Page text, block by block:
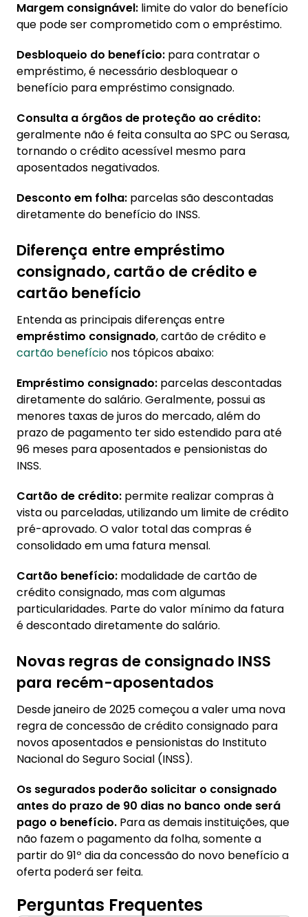
Margem consignável: limite do valor do benefício
que pode ser comprometido com o empréstimo.
Desbloqueio do benefício: para contratar o
empréstimo, é necessário desbloquear o
benefício para empréstimo consignado.
Consulta a órgãos de proteção ao crédito:
geralmente não é feita consulta ao SPC ou Serasa,
tornando o crédito acessível mesmo para
aposentados negativados.
Desconto em folha: parcelas são descontadas
diretamente do benefício do INSS.
Diferença entre empréstimo
consignado, cartão de crédito e
cartão benefício
Entenda as principais diferenças entre
empréstimo consignado, cartão de crédito e
cartão benefício nos tópicos abaixo:
Empréstimo consignado: parcelas descontadas
diretamente do salário. Geralmente, possui as
menores taxas de juros do mercado, além do
prazo de pagamento ter sido estendido para até
96 meses para aposentados e pensionistas do
INSS.
Cartão de crédito: permite realizar compras à
vista ou parceladas, utilizando um limite de crédito
pré-aprovado. O valor total das compras é
consolidado em uma fatura mensal.
Cartão benefício: modalidade de cartão de
crédito consignado, mas com algumas
particularidades. Parte do valor mínimo da fatura
é descontado diretamente do salário.
Novas regras de consignado INSS
para recém-aposentados
Desde janeiro de 2025 começou a valer uma nova
regra de concessão de crédito consignado para
novos aposentados e pensionistas do Instituto
Nacional do Seguro Social (INSS).
Os segurados poderão solicitar o consignado
antes do prazo de 90 dias no banco onde será
pago o benefício. Para as demais instituições, que
não fazem o pagamento da folha, somente a
partir do 91º dia da concessão do novo benefício a
oferta poderá ser feita.
Perguntas Frequentes